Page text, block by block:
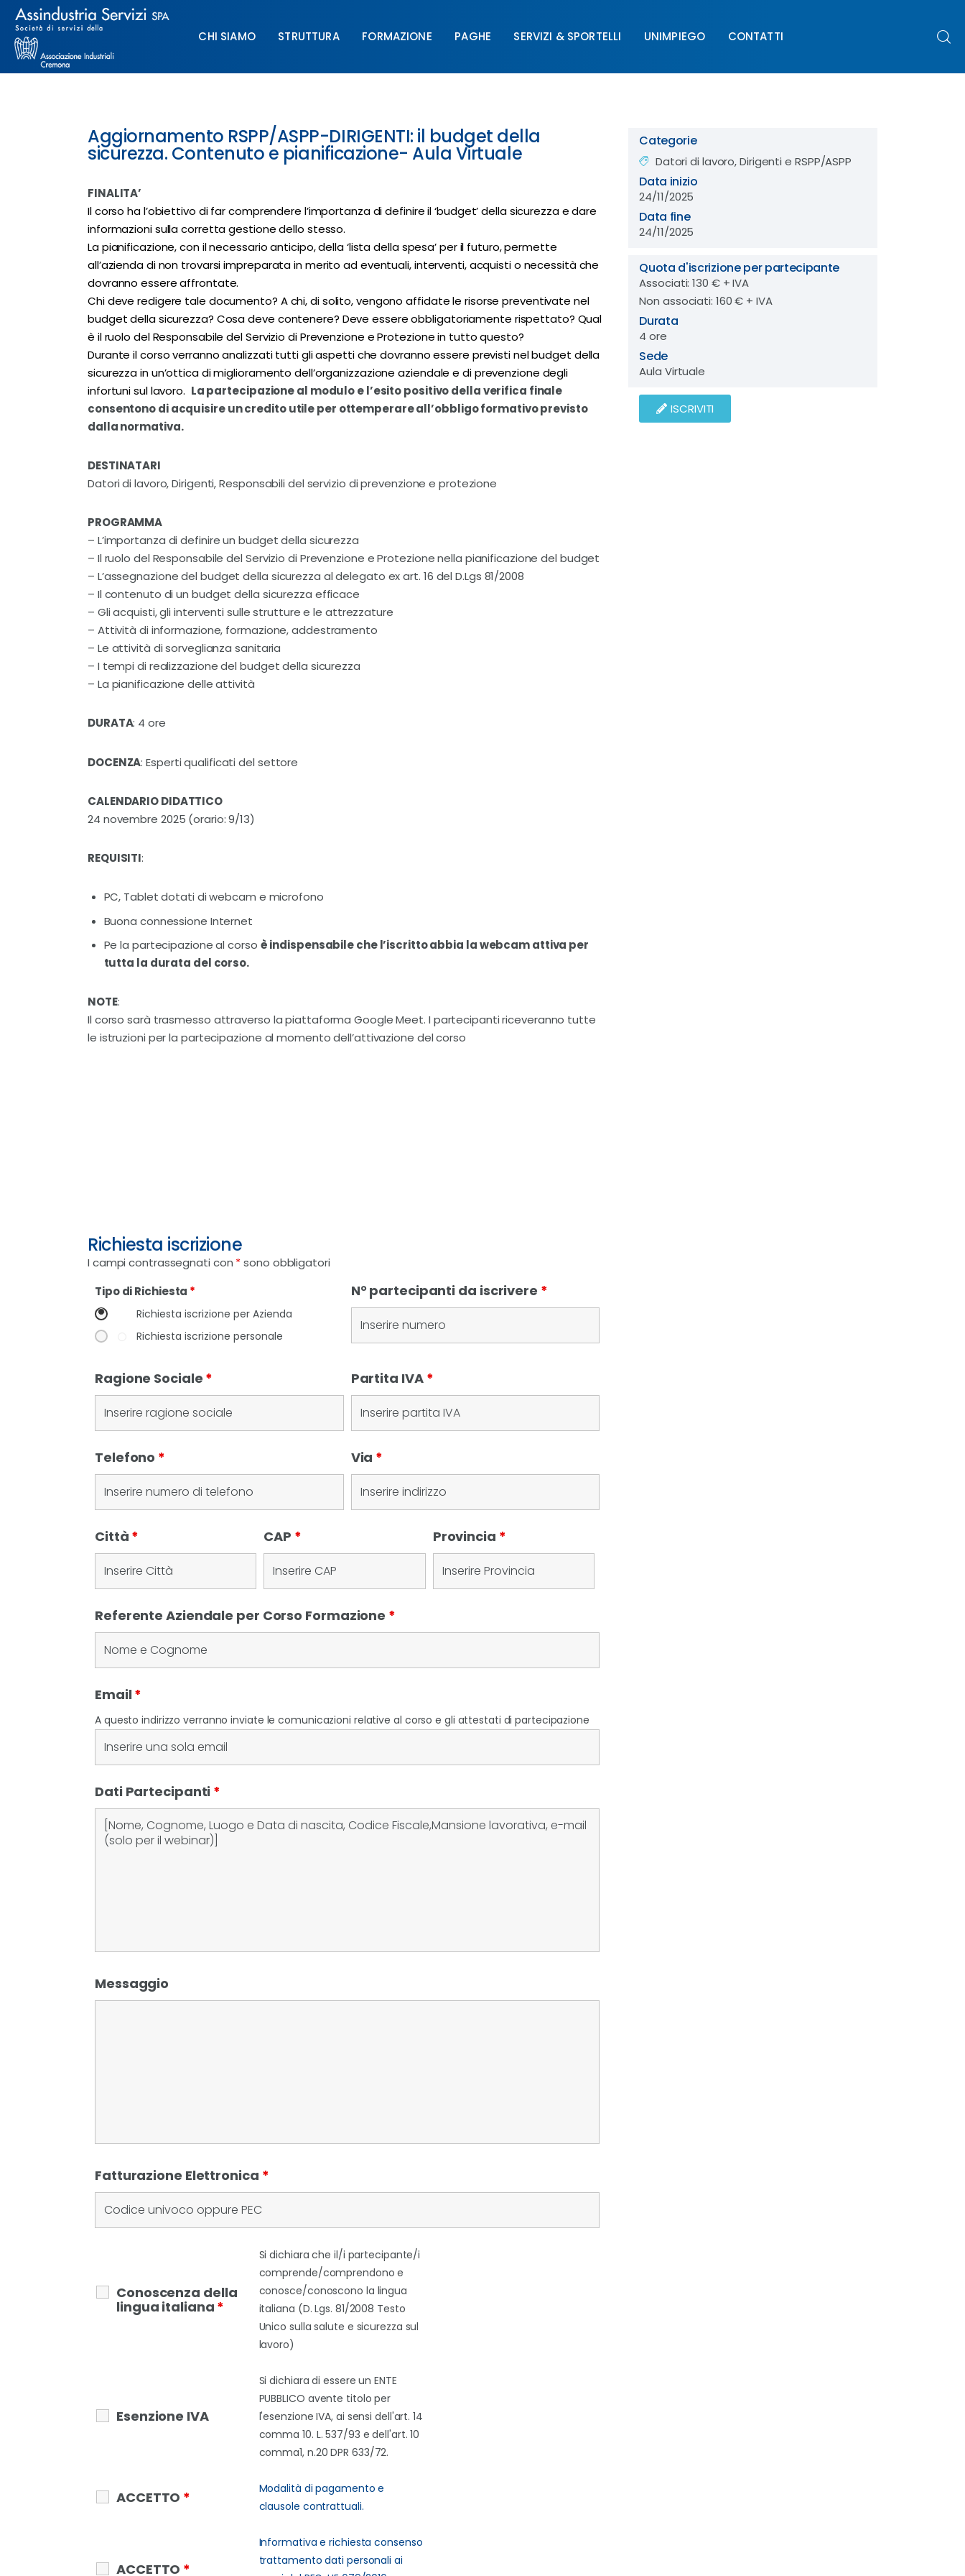
CHI SIAMO STRUTTURA FORMAZIONE PAGHE SERVIZI & SPORTELLI UNIMPIEGO CONTATTI
Chi siamo
Struttura
Servizi & Sportelli
Aggiornamento RSPP/ASPP-DIRIGENTI: il budget della
sicurezza. Contenuto e pianificazione- Aula Virtuale
FINALITA’
Il corso ha l’obiettivo di far comprendere l’importanza di definire il ‘budget’ della sicurezza e dare
informazioni sulla corretta gestione dello stesso.
La pianificazione, con il necessario anticipo, della ‘lista della spesa’ per il futuro, permette
all’azienda di non trovarsi impreparata in merito ad eventuali, interventi, acquisti o necessità che
dovranno essere affrontate.
Chi deve redigere tale documento? A chi, di solito, vengono affidate le risorse preventivate nel
budget della sicurezza? Cosa deve contenere? Deve essere obbligatoriamente rispettato? Qual
è il ruolo del Responsabile del Servizio di Prevenzione e Protezione in tutto questo?
Durante il corso verranno analizzati tutti gli aspetti che dovranno essere previsti nel budget della
sicurezza in un’ottica di miglioramento dell’organizzazione aziendale e di prevenzione degli
infortuni sul lavoro. La partecipazione al modulo e l’esito positivo della verifica finale
consentono di acquisire un credito utile per ottemperare all’obbligo formativo previsto
dalla normativa.
DESTINATARI
Datori di lavoro, Dirigenti, Responsabili del servizio di prevenzione e protezione
PROGRAMMA
– L’importanza di definire un budget della sicurezza
– Il ruolo del Responsabile del Servizio di Prevenzione e Protezione nella pianificazione del budget
– L’assegnazione del budget della sicurezza al delegato ex art. 16 del D.Lgs 81/2008
– Il contenuto di un budget della sicurezza efficace
– Gli acquisti, gli interventi sulle strutture e le attrezzature
– Attività di informazione, formazione, addestramento
– Le attività di sorveglianza sanitaria
– I tempi di realizzazione del budget della sicurezza
– La pianificazione delle attività
DURATA: 4 ore
DOCENZA: Esperti qualificati del settore
CALENDARIO DIDATTICO
24 novembre 2025 (orario: 9/13)
REQUISITI:
PC, Tablet dotati di webcam e microfono
Buona connessione Internet
Pe la partecipazione al corso è indispensabile che l’iscritto abbia la webcam attiva per
tutta la durata del corso.
NOTE:
Il corso sarà trasmesso attraverso la piattaforma Google Meet. I partecipanti riceveranno tutte
le istruzioni per la partecipazione al momento dell’attivazione del corso
Richiesta iscrizione
I campi contrassegnati con *sono obbligatori
Tipo di Richiesta *
Richiesta iscrizione per Azienda
Richiesta iscrizione personale
N° partecipanti da iscrivere *
Ragione Sociale * Partita IVA *
Telefono * Via *
Città * CAP * Provincia *
Referente Aziendale per Corso Formazione *
Email *
A questo indirizzo verranno inviate le comunicazioni relative al corso e gli attestati di partecipazione
Dati Partecipanti *
Messaggio
Fatturazione Elettronica *
Conoscenza della
lingua italiana *
Si dichiara che il/i partecipante/i
comprende/comprendono e
conosce/conoscono la lingua
italiana (D. Lgs. 81/2008 Testo
Unico sulla salute e sicurezza sul
lavoro)
Esenzione IVA
Si dichiara di essere un ENTE
PUBBLICO avente titolo per
l'esenzione IVA, ai sensi dell'art. 14
comma 10. L. 537/93 e dell'art. 10
comma1, n.20 DPR 633/72.
ACCETTO *
Modalità di pagamento e
clausole contrattuali.
ACCETTO *
Informativa e richiesta consenso
trattamento dati personali ai
Categorie
Datori di lavoro, Dirigenti e RSPP/ASPP
Data inizio
24/11/2025
Data fine
24/11/2025
Quota d'iscrizione per partecipante
Associati: 130 € + IVA
Non associati: 160 € + IVA
Durata
4 ore
Sede
Aula Virtuale
ISCRIVITI